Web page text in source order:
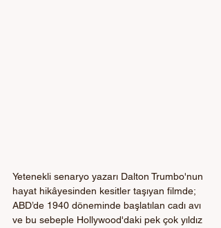
Yetenekli senaryo yazarı Dalton Trumbo'nun
hayat hikâyesinden kesitler taşıyan filmde;
ABD’de 1940 döneminde başlatılan cadı avı
ve bu sebeple Hollywood'daki pek çok yıldız